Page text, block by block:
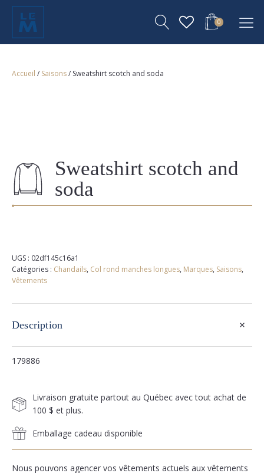
0
Accueil / Saisons/ Sweatshirt scotch and soda
Sweatshirt scotch and
soda
UGS : 02df145c16a1
Catégories : Chandails, Col rond manches longues, Marques, Saisons,
Vêtements
Description +
179886
Livraison gratuite partout au Québec avec tout achat de
100 $ et plus.
Emballage cadeau disponible
Nous pouvons agencer vos vêtements actuels aux vêtements